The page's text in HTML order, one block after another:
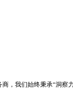
，我们始终秉承“洞察